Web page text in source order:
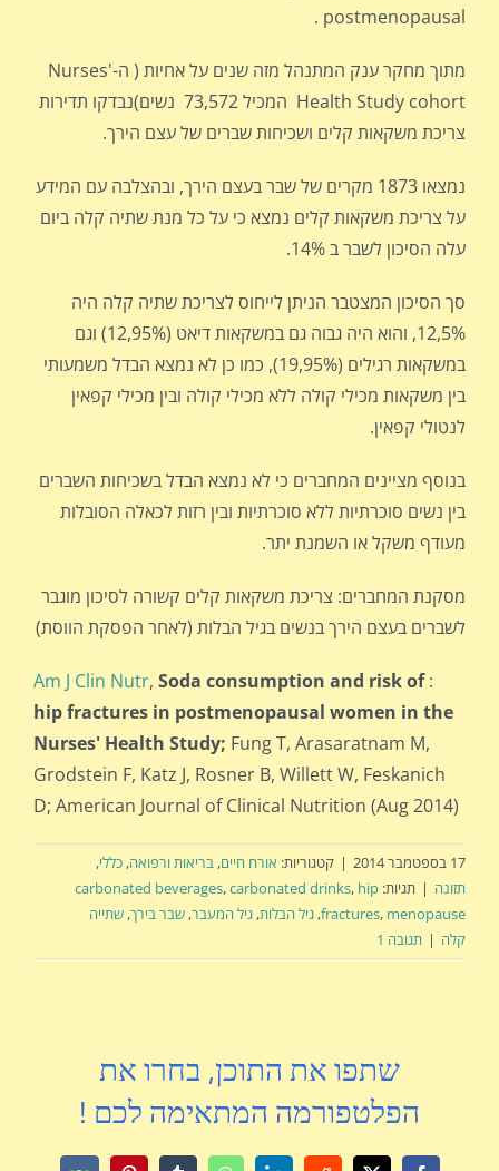
postmenopausal .
מתוך מחקר ענק המתנהל מזה שנים על אחיות ( ה-Nurses'
Health Study cohort המכיל 73,572 נשים)נבדקו תדירות
צריכת משקאות קלים ושכיחות שברים של עצם הירך.
נמצאו 1873 מקרים של שבר בעצם הירך, ובהצלבה עם המידע
על צריכת משקאות קלים נמצא כי על כל מנת שתיה קלה ביום
עלה הסיכון לשבר ב 14%.
סך הסיכון המצטבר הניתן לייחוס לצריכת שתיה קלה היה
12,5%, והוא היה גבוה גם במשקאות דיאט (12,95%) וגם
במשקאות רגילים (19,95%), כמו כן לא נמצא הבדל משמעותי
בין משקאות מכילי קולה ללא מכילי קולה ובין מכילי קפאין
לנטולי קפאין.
בנוסף מציינים המחברים כי לא נמצא הבדל בשכיחות השברים
בין נשים סוכרתיות ללא סוכרתיות ובין רזות לכאלה הסובלות
מעודף משקל או השמנת יתר.
מסקנת המחברים: צריכת משקאות קלים קשורה לסיכון מוגבר
לשברים בעצם הירך בנשים בגיל הבלות (לאחר הפסקת הווסת)
:
Am J Clin Nutr, Soda consumption and risk of
hip fractures in postmenopausal women in the
Nurses' Health Study; Fung T, Arasaratnam M,
Grodstein F, Katz J, Rosner B, Willett W, Feskanich
D; American Journal of Clinical Nutrition (Aug 2014)
17 בספטמבר 2014 | קטגוריות: אורח חיים, בריאות ורפואה, כללי,
תזונה | תגיות: carbonated beverages,carbonated drinks, hip
fractures, menopause
, גיל הבלות, גיל המעבר, שבר בירך, שתייה
קלה | תגובה 1
שתפו את התוכן, בחרו את
הפלטפורמה המתאימה לכם !